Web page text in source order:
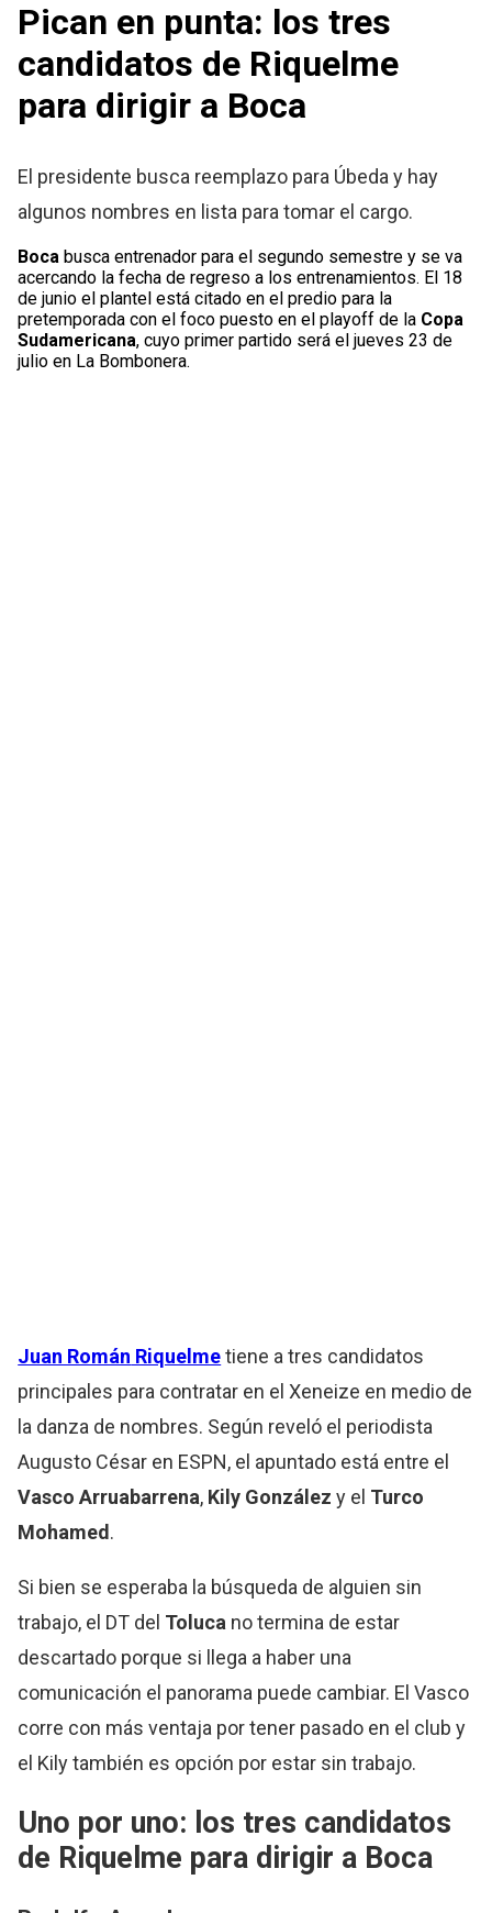
Pican en punta: los tres
candidatos de Riquelme
para dirigir a Boca
El presidente busca reemplazo para Úbeda y hay
algunos nombres en lista para tomar el cargo.
Bocabusca entrenador para el segundo semestre y se va
acercando la fecha de regreso a los entrenamientos. El 18
de junio el plantel está citado en el predio para la
pretemporada con el foco puesto en el playoff de la Copa
Sudamericana, cuyo primer partido será el jueves 23 de
julio en La Bombonera.
Juan Román Riquelmetiene a tres candidatos
principales para contratar en el Xeneize en medio de
la danza de nombres. Según reveló el periodista
Augusto César en ESPN, el apuntado está entre el
Vasco Arruabarrena, Kily González y el Turco
Mohamed .
Si bien se esperaba la búsqueda de alguien sin
trabajo, el DT del Toluca no termina de estar
descartado porque si llega a haber una
comunicación el panorama puede cambiar. El Vasco
corre con más ventaja por tener pasado en el club y
el Kily también es opción por estar sin trabajo.
Uno por uno: los tres candidatos
de Riquelme para dirigir a Boca